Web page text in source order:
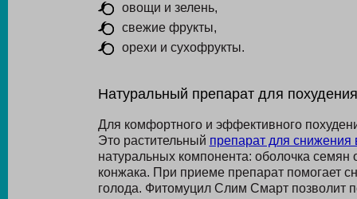
овощи и зелень,
свежие фрукты,
орехи и сухофрукты.
Натуральный препарат для похудения
Для комфортного и эффективного
Это растительный препарат для снижения
натуральных компонента: оболочка семян
конжака. При приеме препарат помогает
голода. Фитомуцил Слим Смарт позволит